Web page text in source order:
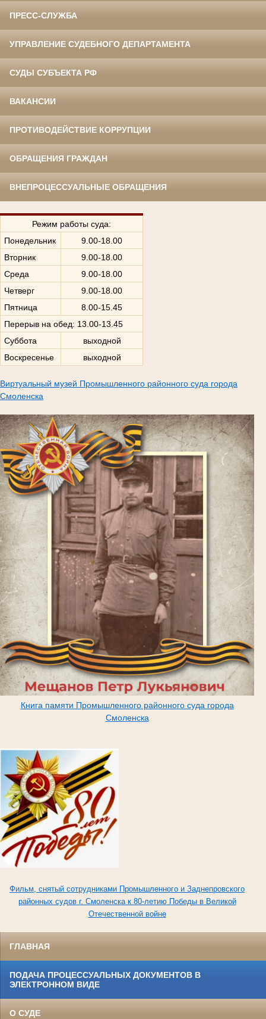
ПРЕСС-СЛУЖБА
УПРАВЛЕНИЕ СУДЕБНОГО ДЕПАРТАМЕНТА
СУДЫ СУБЪЕКТА РФ
ВАКАНСИИ
ПРОТИВОДЕЙСТВИЕ КОРРУПЦИИ
ОБРАЩЕНИЯ ГРАЖДАН
ВНЕПРОЦЕССУАЛЬНЫЕ ОБРАЩЕНИЯ
Режим работы суда:
Понедельник
9.00-18.00
Вторник
9.00-18.00
Среда
9.00-18.00
Четверг
9.00-18.00
Пятница
8.00-15.45
Перерыв на обед: 13.00-13.45
Суббота
выходной
Воскресенье
выходной
Виртуальный музей Промышленного районного суда города
Смоленска
Книга памяти Промышленного районного суда города
Смоленска
Фильм, снятый сотрудниками Промышленного и Заднепровского
районных судов г. Смоленска к 80-летию Победы в Великой
Отечественной войне
ГЛАВНАЯ
ПОДАЧА ПРОЦЕССУАЛЬНЫХ ДОКУМЕНТОВ В
ЭЛЕКТРОННОМ ВИДЕ
О СУДЕ